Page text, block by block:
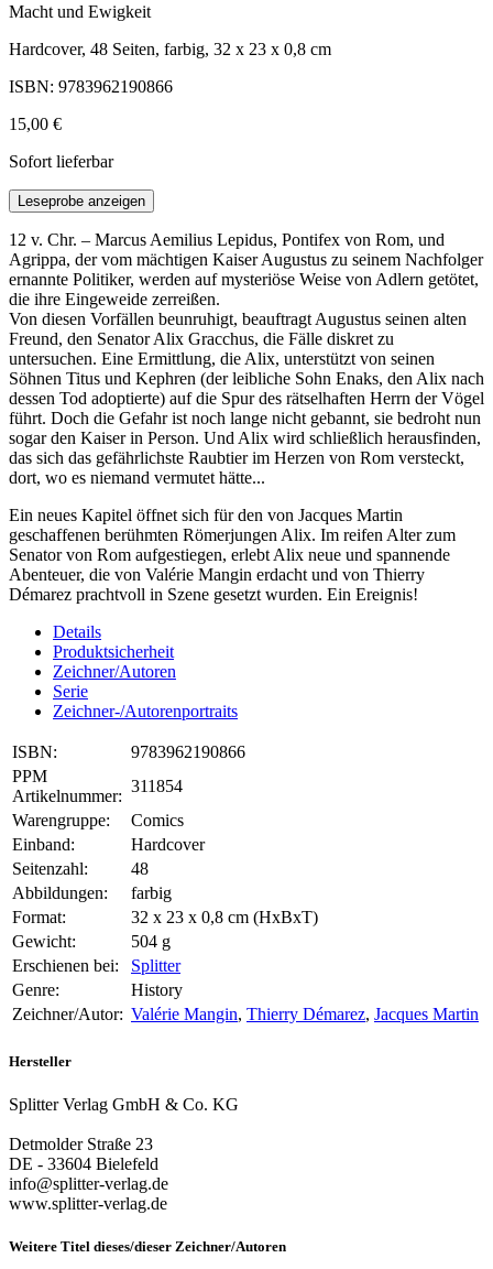
Macht und Ewigkeit
Hardcover, 48 Seiten, farbig, 32 x 23 x 0,8 cm
ISBN: 9783962190866
15,00 €
Sofort lieferbar
Leseprobe anzeigen
12 v. Chr. – Marcus Aemilius Lepidus, Pontifex von Rom, und
Agrippa, der vom mächtigen Kaiser Augustus zu seinem Nachfolger
ernannte Politiker, werden auf mysteriöse Weise von Adlern getötet,
die ihre Eingeweide zerreißen.
Von diesen Vorfällen beunruhigt, beauftragt Augustus seinen alten
Freund, den Senator Alix Gracchus, die Fälle diskret zu
untersuchen. Eine Ermittlung, die Alix, unterstützt von seinen
Söhnen Titus und Kephren (der leibliche Sohn Enaks, den Alix nach
dessen Tod adoptierte) auf die Spur des rätselhaften Herrn der Vögel
führt. Doch die Gefahr ist noch lange nicht gebannt, sie bedroht nun
sogar den Kaiser in Person. Und Alix wird schließlich herausfinden,
das sich das gefährlichste Raubtier im Herzen von Rom versteckt,
dort, wo es niemand vermutet hätte...
Ein neues Kapitel öffnet sich für den von Jacques Martin
geschaffenen berühmten Römerjungen Alix. Im reifen Alter zum
Senator von Rom aufgestiegen, erlebt Alix neue und spannende
Abenteuer, die von Valérie Mangin erdacht und von Thierry
Démarez prachtvoll in Szene gesetzt wurden. Ein Ereignis!
Details
Produktsicherheit
Zeichner/Autoren
Serie
Zeichner-/Autorenportraits
ISBN:
9783962190866
PPM
Artikelnummer:
311854
Warengruppe:
Comics
Einband:
Hardcover
Seitenzahl:
48
Abbildungen:
farbig
Format:
32 x 23 x 0,8 cm (HxBxT)
Gewicht:
504 g
Erschienen bei:
Splitter
Genre:
History
Zeichner/Autor: Valérie Mangin, Thierry Démarez, Jacques Martin
Hersteller
Splitter Verlag GmbH & Co. KG
Detmolder Straße 23
DE - 33604 Bielefeld
info@splitter-verlag.de
www.splitter-verlag.de
Weitere Titel dieses/dieser Zeichner/Autoren